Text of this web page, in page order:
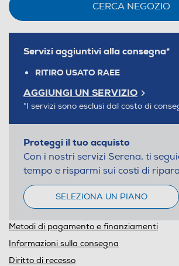
CERCA NEGOZIO
Servizi aggiuntivi alla consegna*
RITIRO USATO RAEE
AGGIUNGI UN SERVIZIO
*I servizi sono esclusi dal costo di
Proteggi il tuo acquisto
Con i nostri servizi Serena, ti
tempo e risparmi sui costi di
SELEZIONA UN PIANO
Metodi di pagamento e finanziamenti
Informazioni sulla consegna
Diritto di recesso